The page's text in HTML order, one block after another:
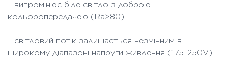
– випромінює біле світло з доброю
кольоропередачею (Ra>80);
– світловий потік залишається незмінним в
широкому діапазоні напруги живлення (175-250V).